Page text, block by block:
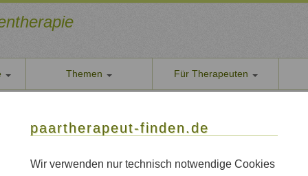
paartherapeut-finden.de
Wir verwenden nur technisch notwendige Cookies
Themen Für Therapeuten
Wir
Themen Qualität
/ Paartherapie Michendorf
Paartherapie Michendorf